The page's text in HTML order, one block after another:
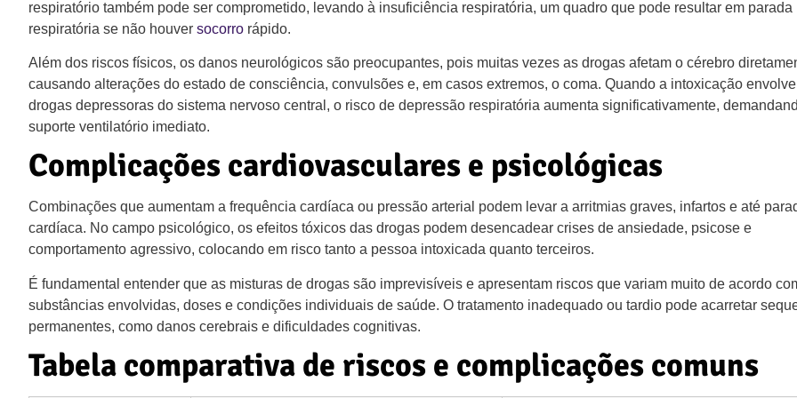
respiratório também pode ser comprometido, levando à insuficiência respiratória, um quadro que pode resultar em parada
respiratória se não houver socorro rápido.
Além dos riscos físicos, os danos neurológicos são preocupantes, pois muitas vezes as drogas afetam o cérebro
causando alterações do estado de consciência, convulsões e, em casos extremos, o coma. Quando a intoxicação envolve
drogas depressoras do sistema nervoso central, o risco de depressão respiratória aumenta significativamente,
suporte ventilatório imediato.
Complicações cardiovasculares e psicológicas
Combinações que aumentam a frequência cardíaca ou pressão arterial podem levar a arritmias graves, infartos e até
cardíaca. No campo psicológico, os efeitos tóxicos das drogas podem desencadear crises de ansiedade, psicose e
comportamento agressivo, colocando em risco tanto a pessoa intoxicada quanto terceiros.
É fundamental entender que as misturas de drogas são imprevisíveis e apresentam riscos que variam muito de acordo
substâncias envolvidas, doses e condições individuais de saúde. O tratamento inadequado ou tardio pode acarretar
permanentes, como danos cerebrais e dificuldades cognitivas.
Tabela comparativa de riscos e complicações comuns